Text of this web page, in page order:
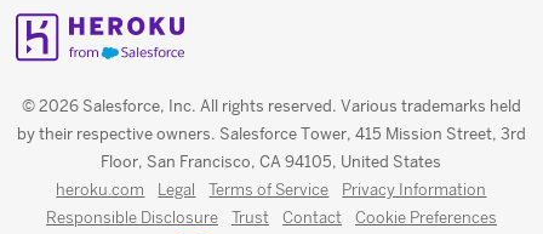
© 2026 Salesforce, Inc. All rights reserved. Various trademarks held
by their respective owners. Salesforce Tower, 415 Mission Street, 3rd
Floor, San Francisco, CA 94105, United States
heroku.com Legal Terms of Service
Privacy Information
Responsible Disclosure
Trust Contact
Cookie Preferences